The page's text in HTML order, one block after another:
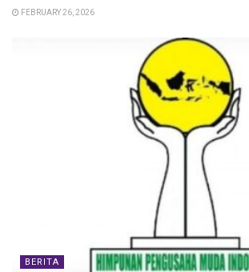
FEBRUARY 26, 2026
BERITA